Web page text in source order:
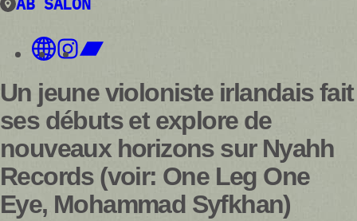
Un jeune violoniste irlandais fait
ses débuts et explore de
nouveaux horizons sur Nyahh
Records (voir: One Leg One
Eye, Mohammad Syfkhan)